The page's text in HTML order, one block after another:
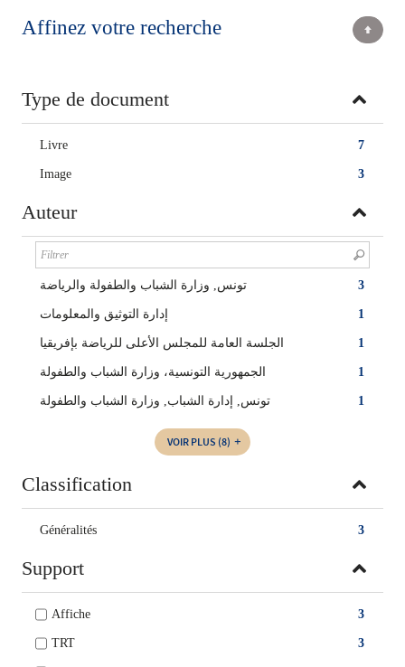
Affinez votre recherche
Type de document
7
Livre
3
Image
Auteur
3 تونس, وزارة الشباب والطفولة والرياضة
1 إدارة التوثيق والمعلومات
1 الجلسة العامة للمجلس الأعلى للرياضة بإفريقيا
1 الجمهورية التونسية، وزارة الشباب والطفولة
1 تونس, إدارة الشباب, وزارة الشباب والطفولة
VOIR PLUS (8)
Classification
3
Généralités
Support
3
Affiche
3
TRT